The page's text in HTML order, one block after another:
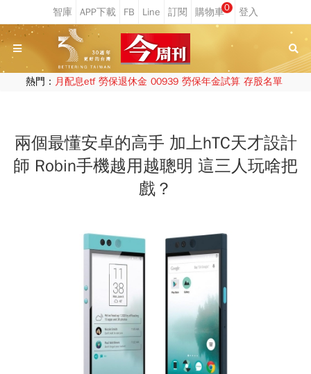
0
熱門： 月配息etf 勞保退休金 00939 勞保年金試算 存股名單
兩個最懂安卓的高手 加上hTC天才設計
師 Robin手機越用越聰明 這三人玩啥把
戲？